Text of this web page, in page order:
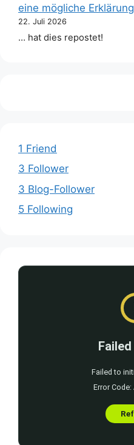
eine mögliche Erklärung
22. Juli 2026
… hat dies repostet!
1 Friend
3 Follower
3 Blog-Follower
5 Following